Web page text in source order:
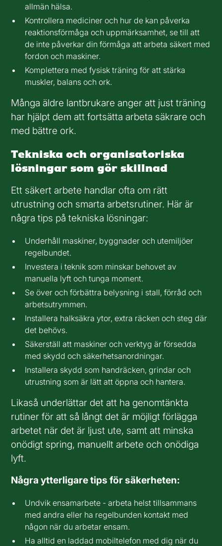
allmän hälsa.
Kontrollera mediciner och hur de kan påverka
reaktionsförmåga och uppmärksamhet, se till att
de inte påverkar din förmåga att arbeta säkert med
fordon och maskiner.
Komplettera med fysisk träning för att stärka
muskler, balans och ork.
Många äldre lantbrukare anger att just träning
har hjälpt dem att fortsätta arbeta säkrare och
med bättre ork.
Tekniska och organisatoriska
lösningar som gör skillnad
Ett säkert arbete handlar ofta om rätt
utrustning och smarta arbetsrutiner. Här är
några tips på tekniska lösningar:
Underhåll maskiner, byggnader och utemiljöer
regelbundet.
Investera i teknik som minskar behovet av
manuella lyft och tunga moment.
Se över och förbättra belysning i stall, förråd och
arbetsutrymmen.
Installera halksäkra ytor, extra räcken och steg där
det behövs.
Säkerställ att maskiner och verktyg är försedda
med skydd och säkerhetsanordningar.
Installera skydd som handräcken, grindar och
utrustning som är lätt att öppna och hantera.
Likaså underlättar det att ha genomtänkta
rutiner för att så långt det är möjligt förlägga
arbetet när det är ljust ute, samt att minska
onödigt spring, manuellt arbete och onödiga
lyft.
Några ytterligare tips för säkerheten:
Undvik ensamarbete - arbeta helst tillsammans
med andra eller ha regelbunden kontakt med
någon när du arbetar ensam.
Ha alltid en laddad mobiltelefon med dig när du